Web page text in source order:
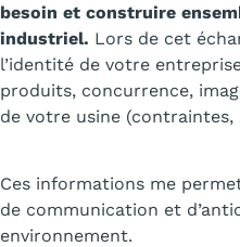
besoin et construire
industriel. Lors de cet
l’identité de votre
produits, concurrence,
de votre usine
Ces informations me
de communication et
environnement.